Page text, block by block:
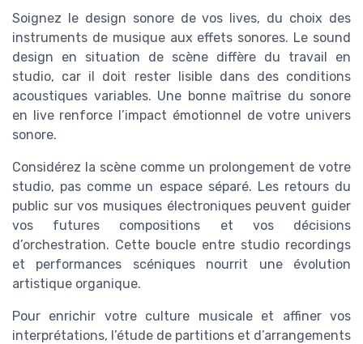
Soignez le design sonore de vos lives, du choix des
instruments de musique aux effets sonores. Le sound
design en situation de scène diffère du travail en
studio, car il doit rester lisible dans des conditions
acoustiques variables. Une bonne maîtrise du sonore
en live renforce l’impact émotionnel de votre univers
sonore.
Considérez la scène comme un prolongement de votre
studio, pas comme un espace séparé. Les retours du
public sur vos musiques électroniques peuvent guider
vos futures compositions et vos décisions
d’orchestration. Cette boucle entre studio recordings
et performances scéniques nourrit une évolution
artistique organique.
Pour enrichir votre culture musicale et affiner vos
interprétations, l’étude de partitions et d’arrangements